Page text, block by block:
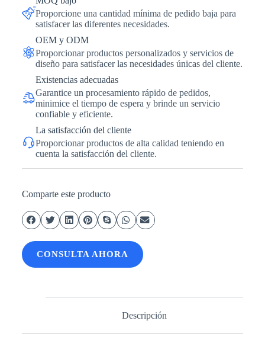
Proporcione una cantidad mínima de pedido baja para
satisfacer las diferentes necesidades.
OEM y ODM
Proporcionar productos personalizados y servicios de
diseño para satisfacer las necesidades únicas del cliente.
Existencias adecuadas
Garantice un procesamiento rápido de pedidos,
minimice el tiempo de espera y brinde un servicio
confiable y eficiente.
La satisfacción del cliente
Proporcionar productos de alta calidad teniendo en
cuenta la satisfacción del cliente.
Comparte este producto
CONSULTA AHORA
Descripción